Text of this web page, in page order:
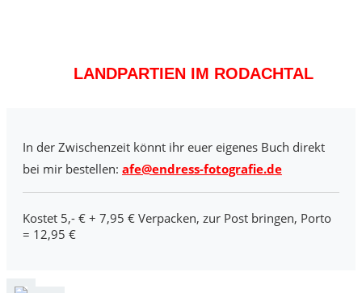
LANDPARTIEN IM RODACHTAL
In der Zwischenzeit könnt ihr euer eigenes Buch direkt
bei mir bestellen: afe@endress-fotografie.de
Kostet 5,- € + 7,95 € Verpacken, zur Post bringen, Porto
= 12,95 €